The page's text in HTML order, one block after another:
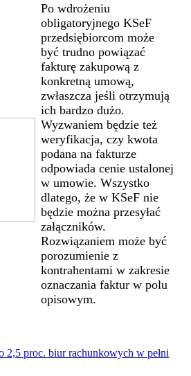
Po wdrożeniu
obligatoryjnego KSeF
przedsiębiorcom może
być trudno powiązać
fakturę zakupową z
konkretną umową,
zwłaszcza jeśli otrzymują
ich bardzo dużo.
Wyzwaniem będzie też
weryfikacja, czy kwota
podana na fakturze
odpowiada cenie ustalonej
w umowie. Wszystko
dlatego, że w KSeF nie
będzie można przesyłać
załączników.
Rozwiązaniem może być
porozumienie z
kontrahentami w zakresie
oznaczania faktur w polu
opisowym.
2,5 proc. biur rachunkowych w pełni